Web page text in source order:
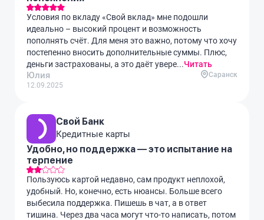
Условия по вкладу «Свой вклад» мне подошли
идеально – высокий процент и возможность
пополнять счёт. Для меня это важно, потому что хочу
постепенно вносить дополнительные суммы. Плюс,
деньги застрахованы, а это даёт увере...Читать
Юлия
12.09.2025
Саранск
Свой Банк
Кредитные карты
Удобно, но поддержка — это испытание на
терпение
Пользуюсь картой недавно, сам продукт неплохой,
удобный. Но, конечно, есть нюансы. Больше всего
выбесила поддержка. Пишешь в чат, а в ответ
тишина. Через два часа могут что-то написать, потом